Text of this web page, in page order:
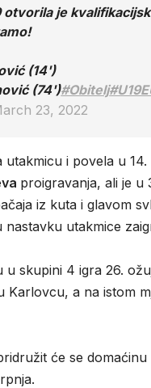
otvorila je
(14')
(74')#Obitelj
23, 2022
i povela u
proigravanja, ali je u
iz kuta i glavom
utakmice
u skupini 4 igra 26.
Karlovcu, a na istom
će se